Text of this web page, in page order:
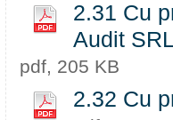
2.31 Cu
Audit
pdf, 205 KB
2.32 Cu